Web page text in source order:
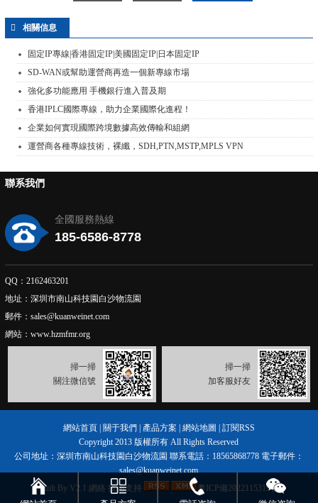
相關信息
固定IP專線|香港固定IP|美國固定IP|日本固定IP
SD-WAN或幫助運營商再造一個新專線市場
強化多功能應用 手機銀行進入普及期
香港IPLC國際專線，助力企業國際化進程！
企業如何實現國際跨境數據高效傳輸和組網
運營商各種專線技術，裸纖，SDH,PTN,MSTP,MPLS VPN
聯系我們
全國服務熱線
185-6586-8778
QQ：2162463201
地址：深圳市南山科技園白沙物流園
郵件：sales@kuanweinet.com
網站：www.hzmfmr.org
掃一掃
關注微信號
掃一掃
加客服好友
網站首頁| 關于我們| 產品方案 | 網站地圖 | 訂閱RSS
Copyright 2013 版權所有 All Rights Reserved
公司地址：深圳市南山科技園白沙物流園 聯系電話：18565868778 電子郵件：
sales@kuanweinet.com
Built By V2.1 網絡 技術支持 粵ICP備2022115319號